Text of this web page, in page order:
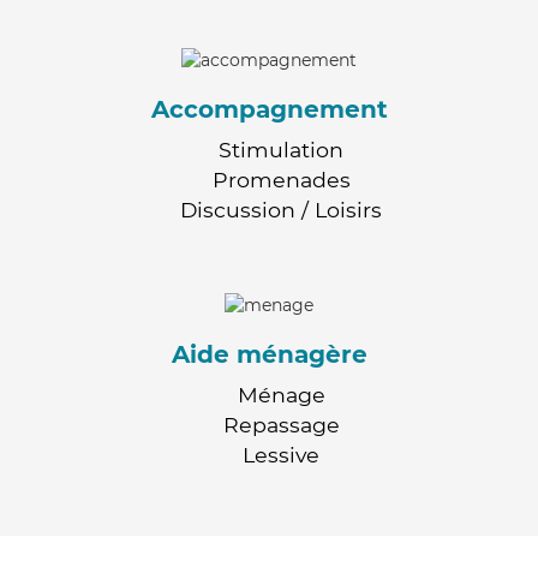
Accompagnement
Stimulation
Promenades
Discussion / Loisirs
Aide ménagère
Ménage
Repassage
Lessive